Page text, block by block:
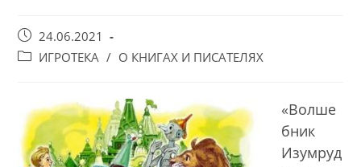
Запись
опубликована:
24.06.2021
PostИГРОТЕКА / О КНИГАХ И ПИСАТЕЛЯХ
«Волше
бник
Изумруд